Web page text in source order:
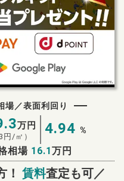
場／表面利回り
万円
円/㎡） 4.94 %
相場 16.1万円
！ 賃料査定も可／
タート！